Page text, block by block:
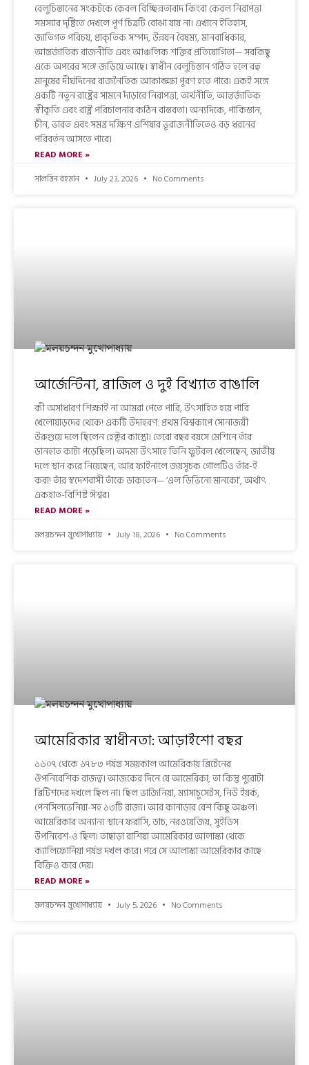
বেলুচিস্তানের সংকটকে কেবল বিচ্ছিন্নতাবাদ কিংবা কেবল নিরাপত্তা
সমস্যার দৃষ্টিতে দেখলে পূর্ণ চিত্রটি বোঝা যায় না। এখানে ইতিহাস,
জাতিগত পরিচয়, প্রাকৃতিক সম্পদ, উন্নয়ন বৈষম্য, মানবাধিকার,
আন্তর্জাতিক রাজনীতি এবং আঞ্চলিক শক্তির প্রতিযোগিতা— সবকিছু
একে অপরের সঙ্গে জড়িয়ে আছে। স্বাধীন বেলুচিস্তান গঠিত হলে বহু
মানুষের দীর্ঘদিনের রাজনৈতিক আকাঙ্ক্ষা পূরণ হতে পারে। একই সঙ্গে
একটি নতুন রাষ্ট্রের সামনে দাঁড়াবে নিরাপত্তা, অর্থনীতি, আন্তর্জাতিক
স্বীকৃতি এবং রাষ্ট্র পরিচালনার কঠিন বাস্তবতা। অন্যদিকে, পাকিস্তান,
চীন, ভারত এবং সমগ্র দক্ষিণ এশিয়ার ভূরাজনীতিতেও বড় ধরনের
পরিবর্তন আসতে পারে।
READ MORE »
সালমিন রহমান
July 23, 2026 No Comments
আর্জেন্টিনা, ব্রাজিল ও দুই বিখ্যাত বাঙালি
কী অসাধারণ শিক্ষাই না আমরা পেতে পারি, উৎসাহিত হয়ে পারি
খেলোয়াড়দের থেকে! একটি উদাহরণ: প্রথম বিশ্বকাপে সোনাজয়ী
উরুগুয়ে দলে ছিলেন হেক্টর কাস্ত্রো। তেরো বছর বয়সে মেশিনে তাঁর
ডানহাত কাটা পড়েছিল। অদম্য উৎসাহে তিনি ফুটবল খেলেছেন, জাতীয়
দলে স্থান করে নিয়েছেন, আর ফাইনালে জয়সূচক গোলটিও তাঁর-ই
করা! তাঁর স্বদেশবাসী তাঁকে ডাকতেন— ‘এল ডিভিনো মানকো’, অর্থাৎ
একহাত-বিশিষ্ট ঈশ্বর।
READ MORE »
মলয়চন্দন মুখোপাধ্যায়
July 18, 2026 No Comments
আমেরিকার স্বাধীনতা: আড়াইশো বছর
১৬০৭ থেকে ১৭৮৩ পর্যন্ত সময়কাল আমেরিকায় ব্রিটেনের
ঔপনিবেশিক রাজত্ব। আজকের দিনে যে আমেরিকা, তা কিন্তু পুরোটা
ব্রিটিশদের দখলে ছিল না। ছিল ভার্জিনিয়া, ম্যাসাচুসেটস, নিউ ইয়র্ক,
পেনসিলভেনিয়া-সহ ১৩টি রাজ্য। আর কানাডার বেশ কিছু অঞ্চল।
আমেরিকার অন্যান্য স্থানে ফরাসি, ডাচ, নরওয়েজিয়, সুইডিস
উপনিবেশ-ও ছিল। তাছাড়া রাশিয়া আমেরিকার আলাস্কা থেকে
ক্যালিফোর্নিয়া পর্যন্ত দখল করে। পরে সে আলাস্কা আমেরিকার কাছে
বিক্রিও করে দেয়।
READ MORE »
মলয়চন্দন মুখোপাধ্যায়
July 5, 2026 No Comments